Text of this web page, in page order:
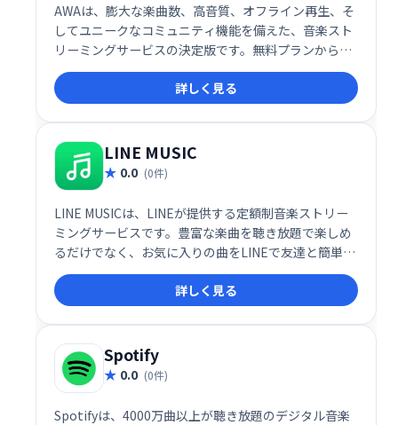
AWAは、膨大な楽曲数、高音質、オフライン再生、そ
してユニークなコミュニティ機能を備えた、音楽スト
リーミングサービスの決定版です。無料プランから始
めることができるため、初めて音楽アプリを利用する
方から、ヘビーユーザーまで幅広い層に支持されてい
ます。音楽好きの方にとって、AWAは新しい体験と感
動を提供するプラットフォームです。
詳しく見る
LINE MUSIC
0.0 (0件)
LINE MUSICは、LINEが提供する定額制音楽ストリー
ミングサービスです。豊富な楽曲を聴き放題で楽しめ
るだけでなく、お気に入りの曲をLINEで友達と簡単に
共有し、トーク画面で直接再生することも可能です。
音楽をもっと便利に、もっと楽しく。
詳しく見る
Spotify
0.0 (0件)
Spotifyは、4000万曲以上が聴き放題のデジタル音楽